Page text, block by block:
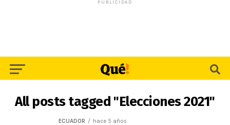
PUBLICIDAD
All posts tagged "Elecciones 2021"
ECUADOR hace 5 años